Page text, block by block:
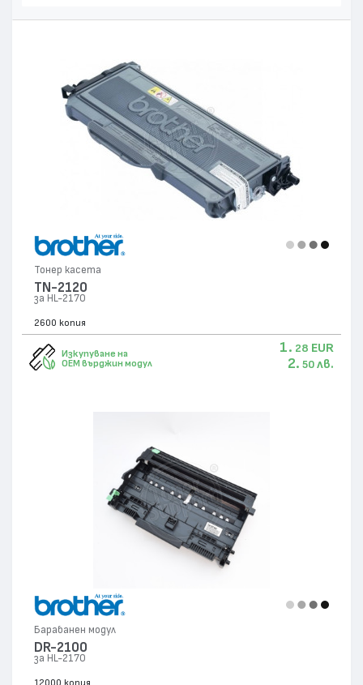
Тонер касета
TN-2120
за HL-2170
2600 копия
Изкупуване на
OEM върджин модул
1. 28 EUR
2. 50 лв.
Барабанен модул
DR-2100
за HL-2170
12000 копия